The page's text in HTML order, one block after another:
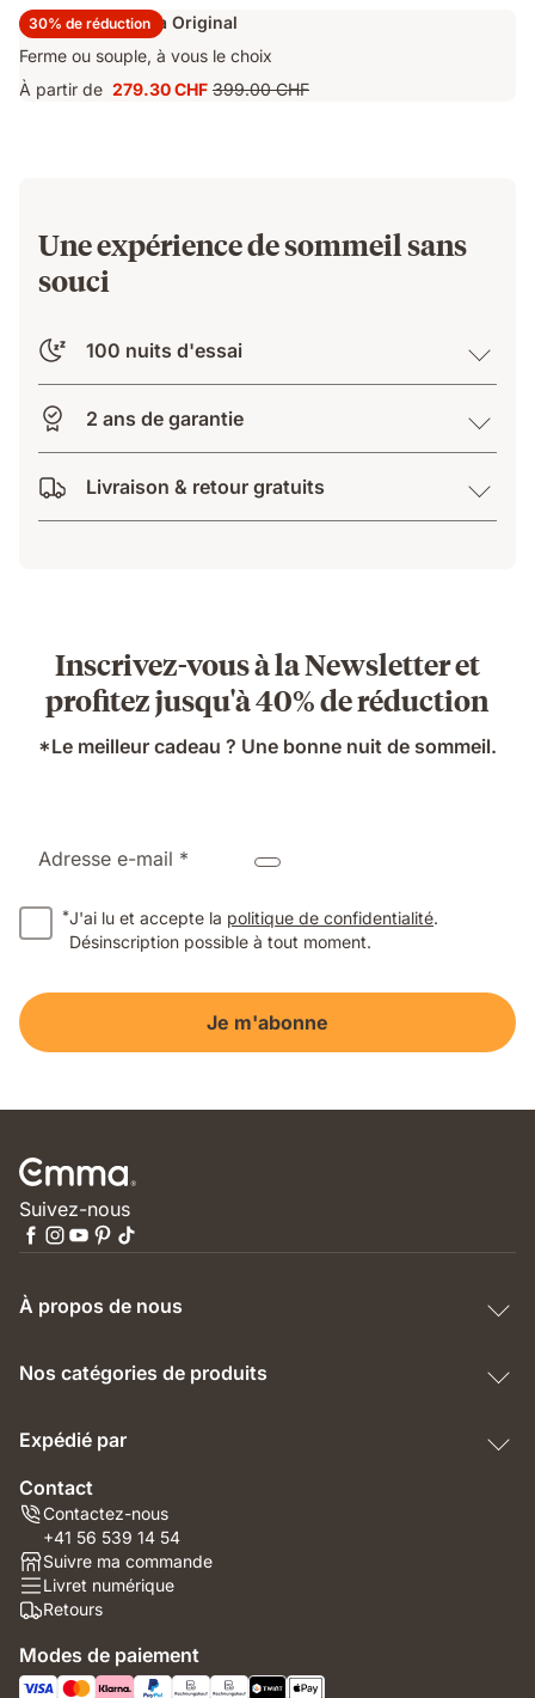
30% de réduction
Surmatelas Emma Original
Ferme ou souple, à vous le choix
À partir de Prix
279.30 CHF Prix
399.00 CHF
Une expérience de sommeil sans
souci
100 nuits d'essai
2 ans de garantie
Livraison & retour gratuits
Inscrivez-vous à la Newsletter et
profitez jusqu'à 40% de réduction
*Le meilleur cadeau ? Une bonne nuit de sommeil.
Adresse e-mail *
*J'ai lu et accepte la politique de confidentialité.
Désinscription possible à tout moment.
Je m'abonne
Suivez-nous
À propos de nous
Nos catégories de produits
Expédié par
Contact
Contactez-nous
+41 56 539 14 54
Suivre ma commande
Livret numérique
Retours
Modes de paiement